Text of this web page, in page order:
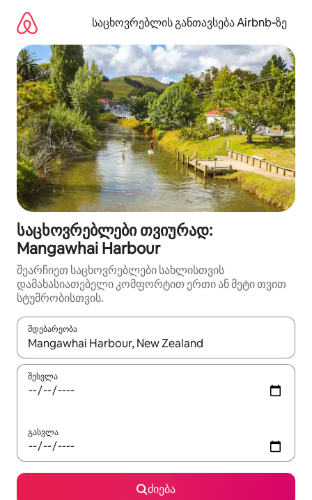
გადასვლა
საცხოვრებლის განთავსება Airbnb‑ზე
საცხოვრებლები თვიურად:
Mangawhai Harbour
შეარჩიეთ საცხოვრებლები სახლისთვის
დამახასიათებელი კომფორტით ერთი ან მეტი თვით
სტუმრობისთვის.
მდებარეობა
როცა შედეგები ხელმისაწვდომი გახდება, ნავიგაციისთვის
შესვლა
გასვლა
ძიება